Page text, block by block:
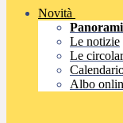
Novità
Le notizie
Le
Albo